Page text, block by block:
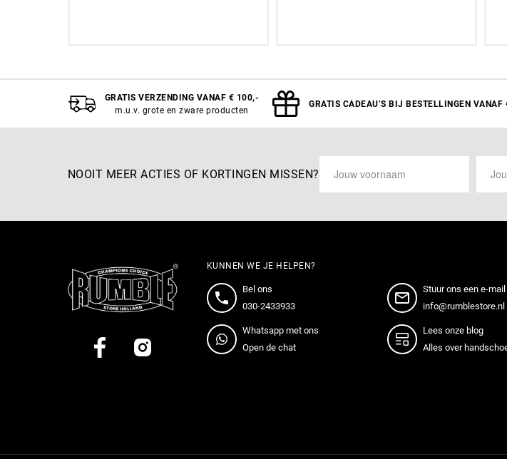
Uitverkocht
GRATIS VERZENDING VANAF € 100,-
m.u.v. grote en zware producten
GRATIS CADEAU’S BIJ BESTELLINGEN VANAF
NOOIT MEER ACTIES OF KORTINGEN MISSEN?
KUNNEN WE JE HELPEN?
Bel ons
030-2433933
Stuur ons een e-mail
info@rumblestore.nl
Whatsapp met ons
Open de chat
Lees onze blog
Alles over